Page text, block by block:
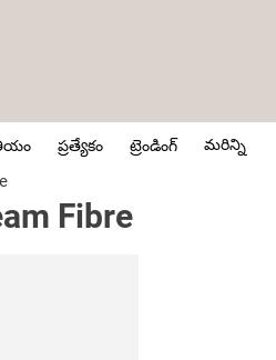
ప్రత్యేకం ట్రెండింగ్ మరిన్ని
Fibre